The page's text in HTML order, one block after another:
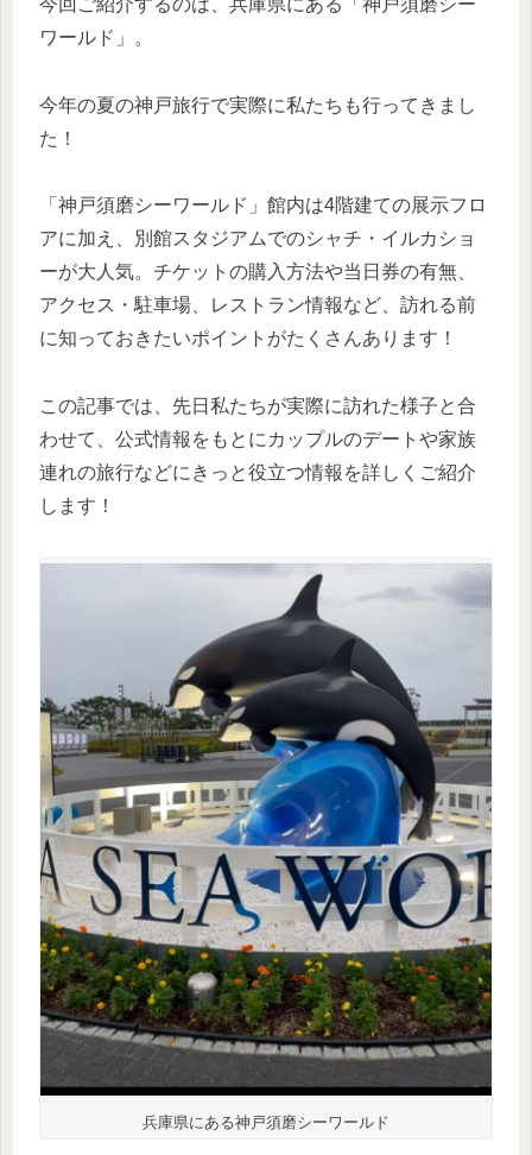
ワールド」。
今年の夏の神戸旅行で実際に私たちも行ってきまし
た！
「神戸須磨シーワールド」館内は4階建ての展示フロ
アに加え、別館スタジアムでのシャチ・イルカショ
ーが大人気。チケットの購入方法や当日券の有無、
アクセス・駐車場、レストラン情報など、訪れる前
に知っておきたいポイントがたくさんあります！
この記事では、先日私たちが実際に訪れた様子と合
わせて、公式情報をもとにカップルのデートや家族
連れの旅行などにきっと役立つ情報を詳しくご紹介
します！
兵庫県にある神戸須磨シーワールド